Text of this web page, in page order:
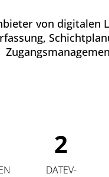
von digitalen
2
DATEV-